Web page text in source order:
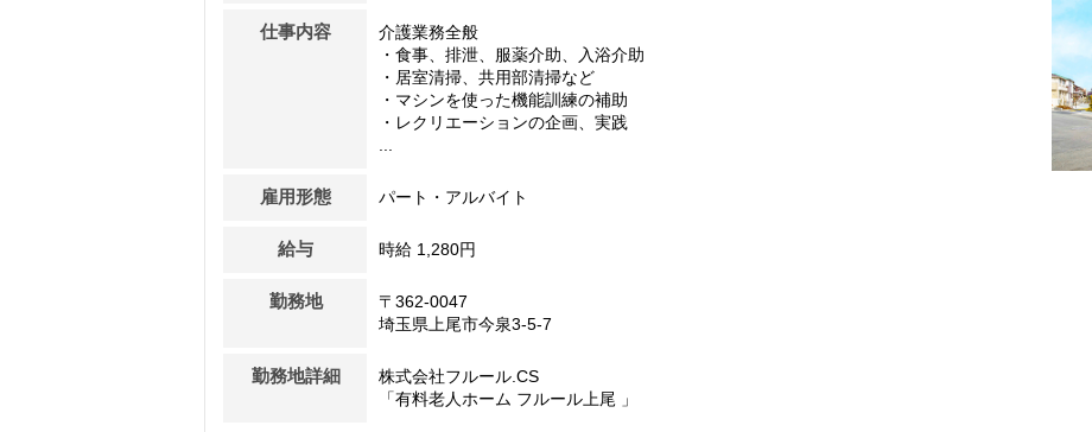
仕事内容
介護業務全般
・食事、排泄、服薬介助、入浴介助
・居室清掃、共用部清掃など
・マシンを使った機能訓練の補助
・レクリエーションの企画、実践
...
雇用形態 パート・アルバイト
給与 時給 1,280円
勤務地
〒362-0047
埼玉県上尾市今泉3-5-7
勤務地詳細
株式会社フルール.CS
「有料老人ホーム フルール上尾 」